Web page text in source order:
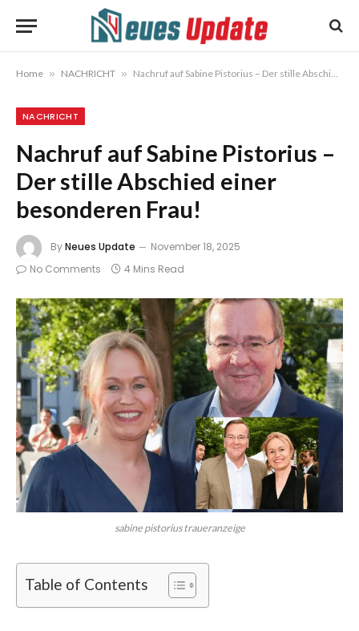
Home » NACHRICHT » Nachruf auf Sabine Pistorius – Der stille Abschied einer besonderen Frau!
NACHRICHT
Nachruf auf Sabine Pistorius –
Der stille Abschied einer
besonderen Frau!
ByNeues Update
November 18, 2025
No Comments
4 Mins Read
sabine pistorius traueranzeige
Table of Contents